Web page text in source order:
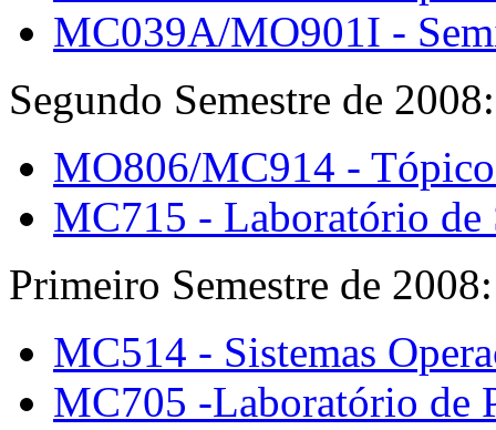
MC039A/MO901I -
Segundo Semestre de 2008:
MO806/MC914 -
MC715 - Laboratório de
Primeiro Semestre de 2008:
MC514 - Sistemas
MC705 -Laboratório de